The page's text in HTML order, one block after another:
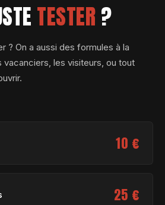
TESTER?
? On a aussi des formules à la
vacanciers, les visiteurs, ou tout
10 €
25 €